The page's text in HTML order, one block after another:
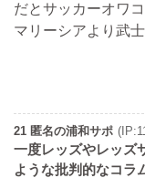
だとサッカーオワ
マリーシアより武士
21 匿名の浦和サポ
一度レッズやレッズ
ような批判的なコラ